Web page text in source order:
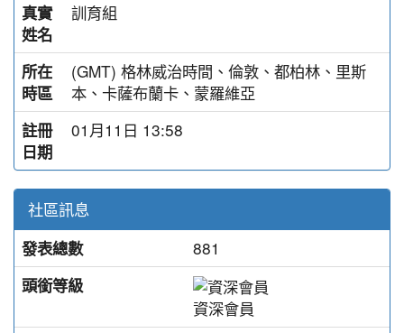
真實
姓名
訓育組
所在
時區
(GMT) 格林威治時間、倫敦、都柏林、里斯
本、卡薩布蘭卡、蒙羅維亞
註冊
日期
01月11日 13:58
社區訊息
發表總數 881
頭銜等級
資深會員